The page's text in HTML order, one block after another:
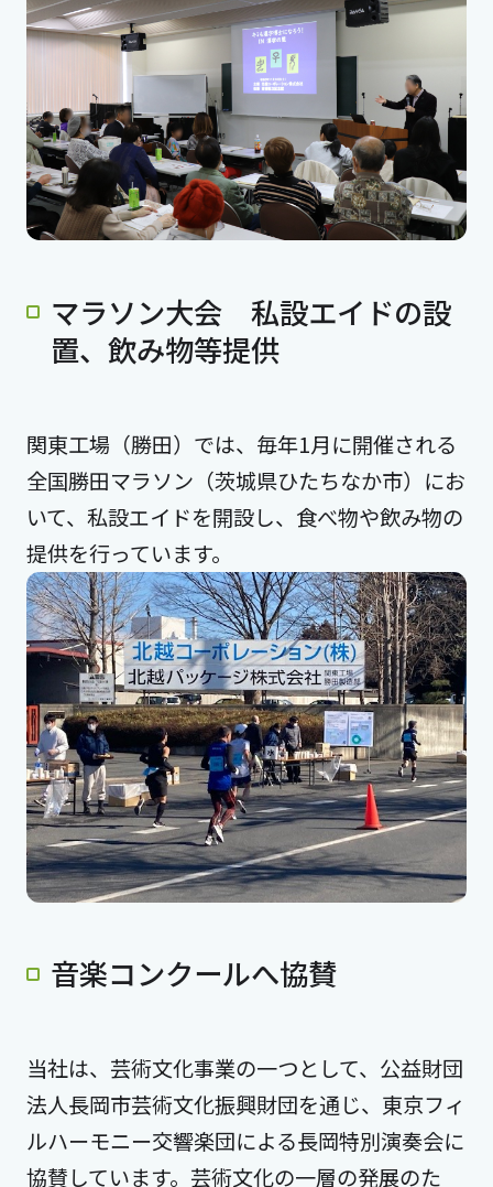
マラソン大会 私設エイドの設
置、飲み物等提供
関東工場（勝田）では、毎年1月に開催される
全国勝田マラソン（茨城県ひたちなか市）にお
いて、私設エイドを開設し、食べ物や飲み物の
提供を行っています。
音楽コンクールへ協賛
当社は、芸術文化事業の一つとして、公益財団
法人長岡市芸術文化振興財団を通じ、東京フィ
ルハーモニー交響楽団による長岡特別演奏会に
協賛しています。芸術文化の一層の発展のた